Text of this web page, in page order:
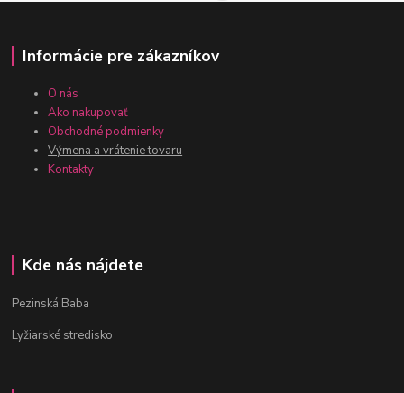
Informácie pre zákazníkov
O nás
Ako nakupovať
Obchodné podmienky
Výmena a vrátenie tovaru
Kontakty
Kde nás nájdete
Pezinská Baba
Lyžiarské stredisko